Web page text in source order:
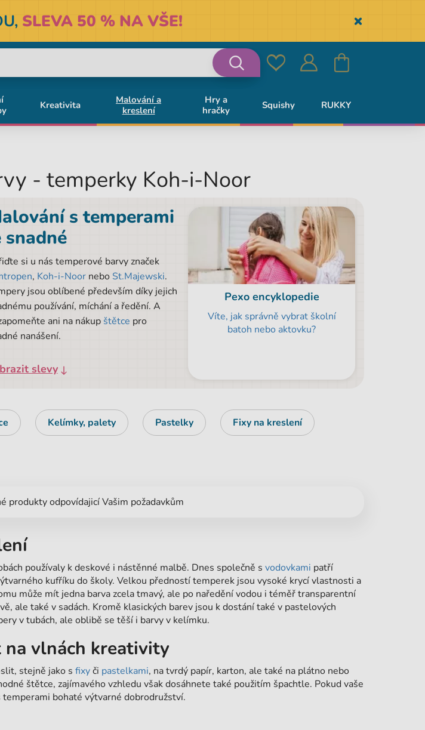
SLEVA 50 % NA VŠE! Skryť
OblíbenéPřihlásit Košík
Kreativita
Malování a
kreslení
Hry a
hračky
Squishy RUKKY
- temperky Koh-i-Noor
s temperami
snadné
si u nás temperové barvy značek
, Koh-i-Noornebo St.Majewski.
jsou oblíbené především díky jejich
používání, míchání a ředění. A
ani na nákup štětce pro
nanášení.
slevy
Pexo encyklopedie
Víte, jak správně vybrat školní
batoh nebo aktovku?
Kelímky, palety Pastelky Fixy na kreslení
produkty odpovídajicí Vašim požadavkům
používaly k deskové i nástěnné malbě. Dnes společně s vodovkami patří
kufříku do školy. Velkou předností temperek jsou vysoké krycí vlastnosti a
může mít jedna barva zcela tmavý, ale po naředění vodou i téměř transparentní
ale také v sadách. Kromě klasických barev jsou k dostání také v pastelových
v tubách, ale oblibě se těší i barvy v kelímku.
na vlnách kreativity
stejně jako s fixyči pastelkami, na tvrdý papír, karton, ale také na plátno nebo
štětce, zajímavého vzhledu však dosáhnete také použitím špachtle. Pokud vaše
temperami bohaté výtvarné dobrodružství.